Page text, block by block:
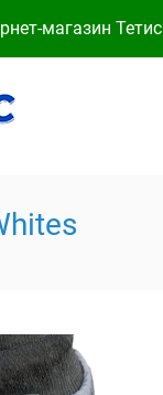
магазин Тетис